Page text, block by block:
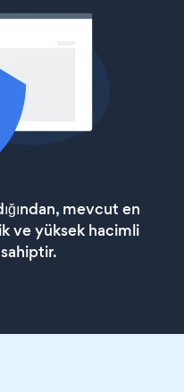
mevcut en
ve yüksek hacimli